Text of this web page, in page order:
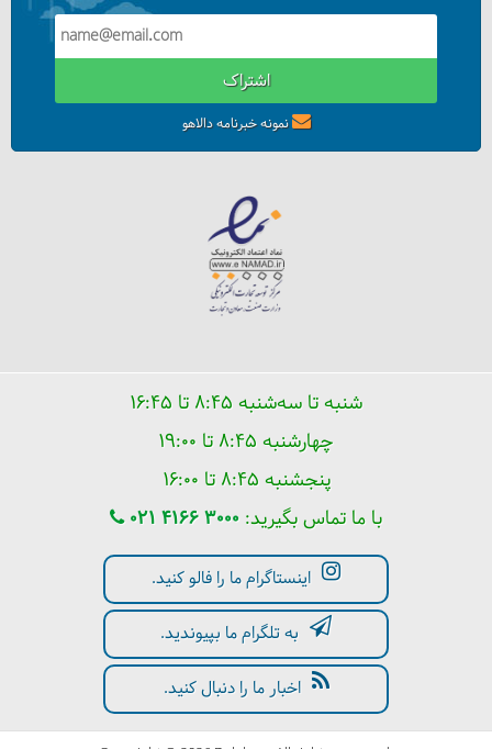
اشتراک
نمونه خبرنامه دالاهو
شنبه تا سه‌شنبه ۸:۴۵ تا ۱۶:۴۵
چهارشنبه ۸:۴۵ تا ۱۹:۰۰
پنجشنبه ۸:۴۵ تا ۱۶:۰۰
با ما تماس بگیرید: 021 4166 3000
اینستاگرام ما را فالو کنید.
به تلگرام ما بپیوندید.
اخبار ما را دنبال کنید.